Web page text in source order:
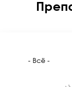
- Всё -